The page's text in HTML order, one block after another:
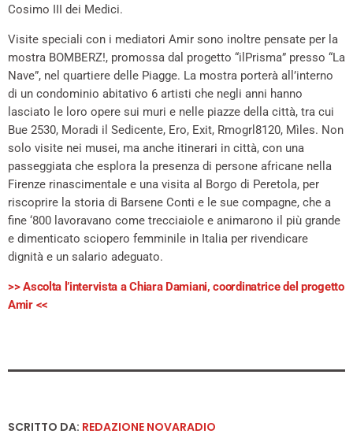
Cosimo III dei Medici.
Visite speciali con i mediatori Amir sono inoltre pensate per la
mostra BOMBERZ!, promossa dal progetto “ilPrisma” presso “La
Nave”, nel quartiere delle Piagge. La mostra porterà all’interno
di un condominio abitativo 6 artisti che negli anni hanno
lasciato le loro opere sui muri e nelle piazze della città, tra cui
Bue 2530, Moradi il Sedicente, Ero, Exit, Rmogrl8120, Mìles. Non
solo visite nei musei, ma anche itinerari in città, con una
passeggiata che esplora la presenza di persone africane nella
Firenze rinascimentale e una visita al Borgo di Peretola, per
riscoprire la storia di Barsene Conti e le sue compagne, che a
fine ‘800 lavoravano come trecciaiole e animarono il più grande
e dimenticato sciopero femminile in Italia per rivendicare
dignità e un salario adeguato.
>> Ascolta l’intervista a Chiara Damiani, coordinatrice del progetto
Amir <<
SCRITTO DA: REDAZIONE NOVARADIO